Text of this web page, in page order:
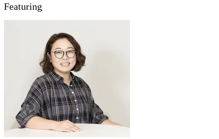
ム「Chain Impact Sandwich」のワークショップを開催！
経営の意思決定を擬似体験。利益と社会的信頼のバランスを
学び、持続可能な企業経営を楽しみながら体得できる内容で
Featuring